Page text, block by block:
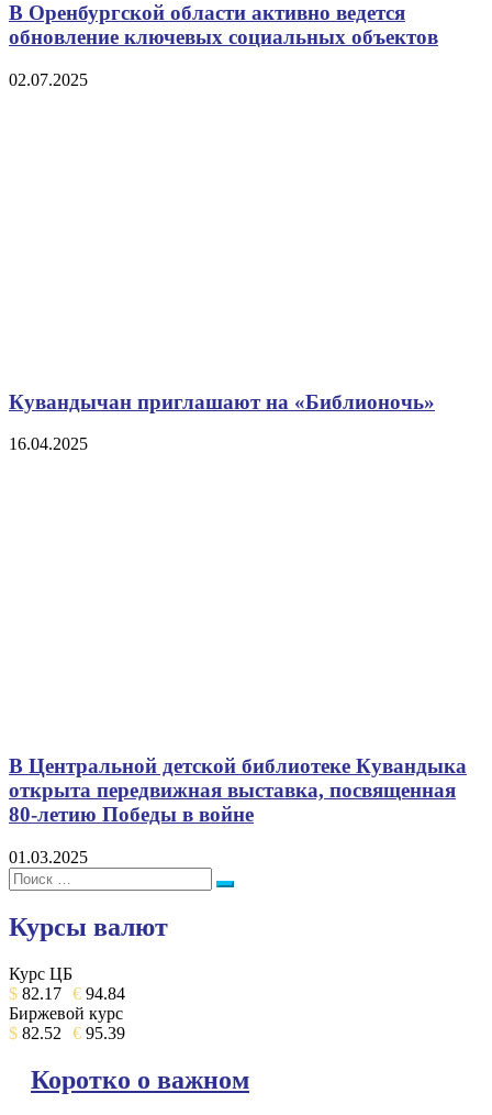
В Оренбургской области активно ведется
обновление ключевых социальных объектов
02.07.2025
Кувандычан приглашают на «Библионочь»
16.04.2025
В Центральной детской библиотеке Кувандыка
открыта передвижная выставка, посвященная
80-летию Победы в войне
01.03.2025
Поиск:
Поиск
Курсы валют
Курс ЦБ
$ 82.17 € 94.84
Биржевой курс
$ 82.52 € 95.39
Коротко о важном